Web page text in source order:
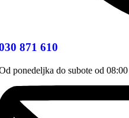
871 610
ponedeljka do subote od